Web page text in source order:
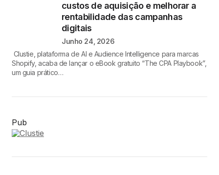
custos de aquisição e melhorar a
rentabilidade das campanhas
digitais
Junho 24, 2026
Clustie, plataforma de AI e Audience Intelligence para marcas
Shopify, acaba de lançar o eBook gratuito “The CPA Playbook”,
um guia prático…
Pub